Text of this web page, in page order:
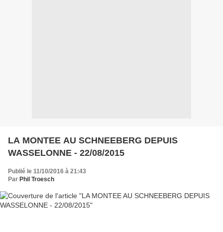
LA MONTEE AU SCHNEEBERG DEPUIS
WASSELONNE - 22/08/2015
Publié le 11/10/2016 à 21:43
Par Phil Troesch